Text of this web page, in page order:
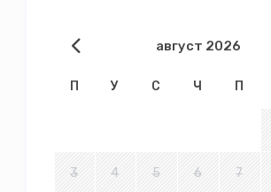
август 2026
П У С Ч П
3 4 5 6 7